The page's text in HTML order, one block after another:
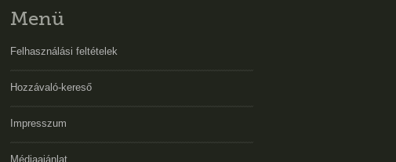
Menü
Felhasználási feltételek
Hozzávaló-kereső
Impresszum
Médiaajánlat